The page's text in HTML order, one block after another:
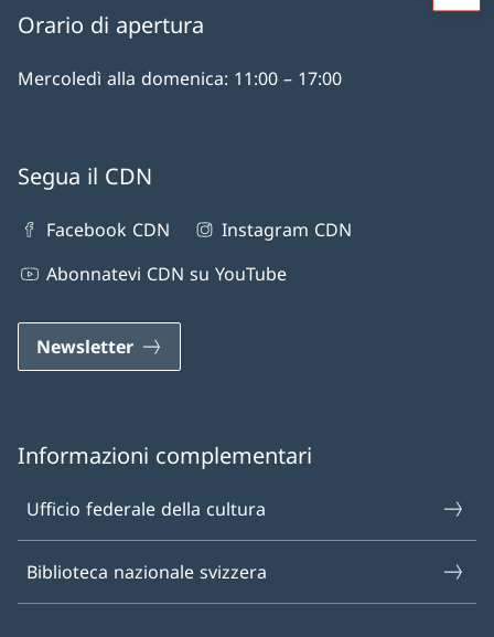
Orario di apertura
Mercoledì alla domenica: 11:00 – 17:00
Segua il CDN
Facebook CDN
Instagram CDN
Abonnatevi CDN su YouTube
Newsletter
Informazioni complementari
Ufficio federale della cultura
Biblioteca nazionale svizzera